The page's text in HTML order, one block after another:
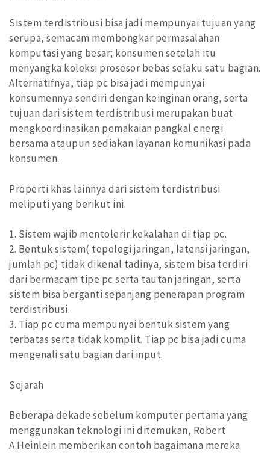
Sistem terdistribusi bisa jadi mempunyai tujuan yang
serupa, semacam membongkar permasalahan
komputasi yang besar; konsumen setelah itu
menyangka koleksi prosesor bebas selaku satu bagian.
Alternatifnya, tiap pc bisa jadi mempunyai
konsumennya sendiri dengan keinginan orang, serta
tujuan dari sistem terdistribusi merupakan buat
mengkoordinasikan pemakaian pangkal energi
bersama ataupun sediakan layanan komunikasi pada
konsumen.
Properti khas lainnya dari sistem terdistribusi
meliputi yang berikut ini:
1. Sistem wajib mentolerir kekalahan di tiap pc.
2. Bentuk sistem( topologi jaringan, latensi jaringan,
jumlah pc) tidak dikenal tadinya, sistem bisa terdiri
dari bermacam tipe pc serta tautan jaringan, serta
sistem bisa berganti sepanjang penerapan program
terdistribusi.
3. Tiap pc cuma mempunyai bentuk sistem yang
terbatas serta tidak komplit. Tiap pc bisa jadi cuma
mengenali satu bagian dari input.
Sejarah
Beberapa dekade sebelum komputer pertama yang
menggunakan teknologi ini ditemukan, Robert
A.Heinlein memberikan contoh bagaimana mereka